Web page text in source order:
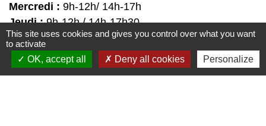
Mercredi : 9h-12h/ 14h-17h
Jeudi :9h-12h / 14h-17h30
Vendredi :9h-12h / 14h-17h30
Samedi :9h-12h
This site uses cookies and gives you control over what you want
to activate
OK, accept all
Deny all cookies Personalize